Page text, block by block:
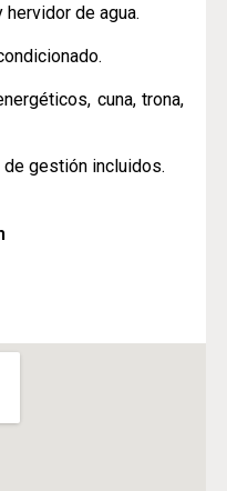
de agua.
cuna, trona,
gestión incluidos.